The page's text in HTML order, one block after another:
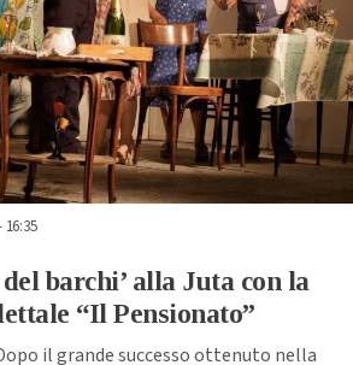
barchi’ alla Juta con la
“Il Pensionato”
Dopo il grande successo ottenuto nella